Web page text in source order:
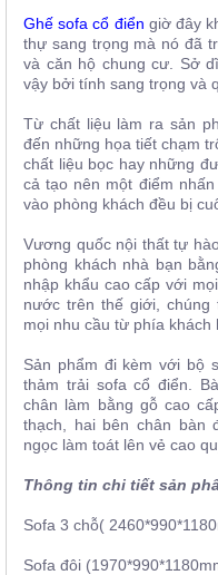
Ghế sofa cổ điển giờ đây
thự sang trọng mà nó đã
và căn hộ chung cư. Sở
vậy bởi tính sang trọng và
Từ chất liệu làm ra sản
đến những họa tiết chạm
chất liệu bọc hay những
cả tạo nên một điểm
vào phòng khách đều bị
Vương quốc nội thất tự
phòng khách nhà bạn
nhập khẩu cao cấp với
nước trên thế giới, chúng
mọi nhu cầu từ phía khách
Sản phẩm đi kèm với bộ
thảm trải sofa cổ điển.
chân làm bằng gỗ cao
thạch, hai bên chân bàn
ngọc làm toát lên vẻ cao
Thông tin chi tiết sản
Sofa 3 chỗ(
Sofa đôi